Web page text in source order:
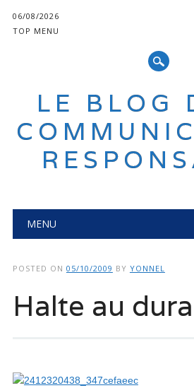
06/08/2026
TOP MENU
LE BLOG
Main menu
MENU
POSTED ON 05/10/2009 BY YONNEL
Halte au